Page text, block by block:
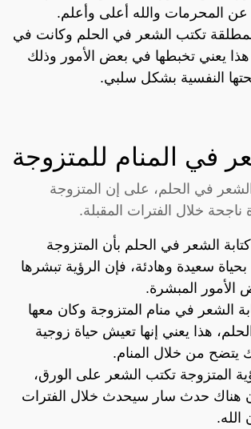
عن المحرمات والله أعلى وأعلم.
تكتب الشعر في الحلم وكانت في
يعني تخبطها في بعض الأمور وذلك
النفسية بشكل سلبي.
في المنام للمتزوجة
في الحلم، على إن المتزوجة
خلال الفترات المقبلة.
الشعر في الحلم بأن المتزوجة
سعيدة وهادئة، فإن الرؤية تبشرها
المبشرة.
الشعر في منام المتزوجة وكان معها
هذا يعني إنها تعيش حياة زوجية
يتضح من خلال المنام.
المتزوجة تكتب الشعر على الورق،
هناك حدث سار سيحدث خلال الفترات
الله.